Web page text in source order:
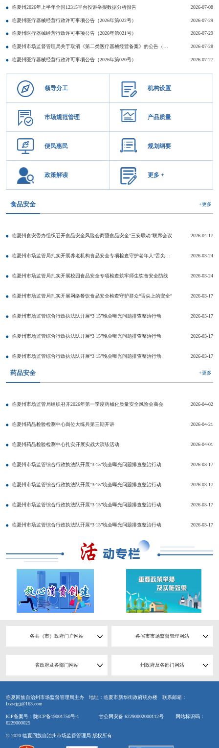
临夏州2026年上半年全国12315平台投诉举报数据分析报告 2026-07-08
临夏州医疗器械经营行政许可事项公告（2026年第022号） 2026-07-29
临夏州医疗器械经营行政许可事项公告（2026年第021号） 2026-07-29
2026-07-28
临夏州医疗器械经营行政许可事项公告（2026年第020号） 2026-07-27
领导分工 机构设置
市场规范管理 产品质量
便民惠民 规划纲要
政策解读 更多 +
食品安全 +更多
临夏州食安委办组织召开食品安全风险会商暨食品安全“三安联动”联席会议 2026-04-17
临夏州市场监管局扎实开展养老机构食品安全专项检查守护老年人“舌尖上的安全” 2026-03-24
临夏州市场监管局扎实开展校园食品安全专项检查筑牢师生饮食安全防线 2026-03-24
临夏州市场监管局扎实开展网络餐饮食品安全检查守护群众“舌尖上的安全” 2026-03-17
临夏州市场监管综合行政执法队开展“3·15”晚会曝光问题排查整治行动 2026-03-17
临夏州市场监管综合行政执法队开展“3·15”晚会曝光问题排查整治行动 2026-03-17
临夏州市场监管综合行政执法队开展“3·15”晚会曝光问题排查整治行动 2026-03-17
药品安全 +更多
临夏州市场监管局组织召开2026年第一季度药械化质量安全风险会商会 2026-04-02
临夏州药品检验检测中心岗位大练兵第三期开讲 2026-04-21
临夏州药品检验检测中心扎实开展实战大演练活动 2026-04-01
临夏州市场监管综合行政执法队开展“3·15”晚会曝光问题排查整治行动 2026-03-17
临夏州市场监管综合行政执法队开展“3·15”晚会曝光问题排查整治行动 2026-03-17
临夏州市场监管综合行政执法队开展“3·15”晚会曝光问题排查整治行动 2026-03-17
临夏州市场监管综合行政执法队开展“3·15”晚会曝光问题排查整治行动 2026-03-17
各县（市）政府门户网站 各省市市场监督管理网站
省政府及各部门网站 州政府及各部门网站
临夏回族自治州市场监督管理局主办 地址：临夏市新华街政府统办楼
联系邮箱：
lxzscjgj@163.com
ICP备案号：陇ICP备19001750号-1 甘公网安备 62290002000112号
网站标识码：
6229000025
© 2020 临夏回族自治州市场监督管理局 版权所有